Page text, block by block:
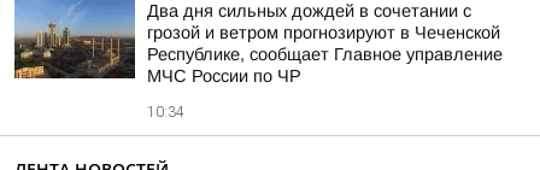
Два дня сильных дождей в сочетании с
грозой и ветром прогнозируют в Чеченской
Республике, сообщает Главное управление
МЧС России по ЧР
10:34